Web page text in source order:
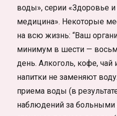
воды», серии «Здоровье и
медицина». Некоторые
на всю жизнь: “Ваш
минимум в шести —
день. Алкоголь, кофе,
напитки не заменяют
приема воды (в
наблюдений за больными